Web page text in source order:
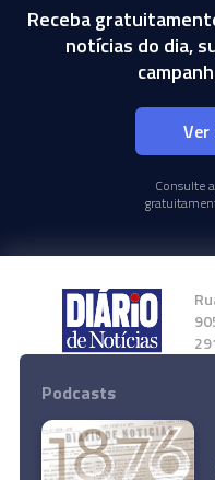
Receba
notícias do dia,
Consulte
Podcasts